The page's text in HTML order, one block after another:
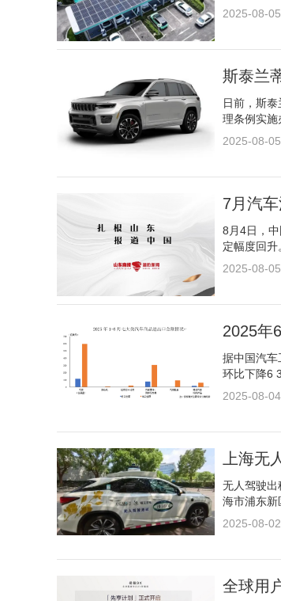
2025-08-05
斯泰兰
日前，斯
理条例实施
2025-08-05
7月汽
8月4日，
定幅度回
2025-08-05
2025年
据中国汽车
环比下降6
2025-08-04
上海无
无人驾驶出
海市浦东
2025-08-02
全球用